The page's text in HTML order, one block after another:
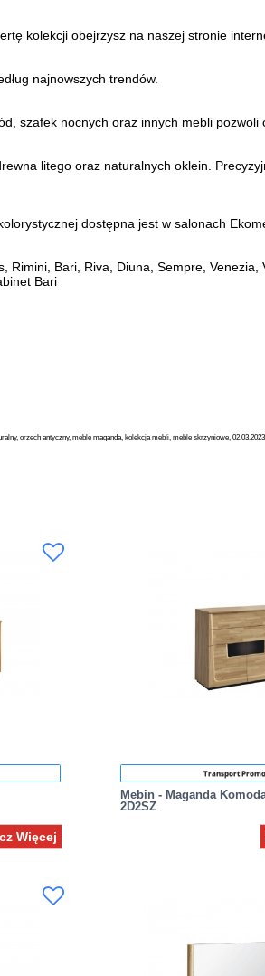
kolekcji obejrzysz na naszej stronie
najnowszych trendów.
szafek nocnych oraz innych mebli pozwoli
litego oraz naturalnych oklein.
dostępna jest w salonach
Bari, Riva, Diuna, Sempre, Venezia,
Bari
orzech antyczny, meble maganda, kolekcja mebli, meble skrzyniowe,
Więcej
Transport
Mebin - Maganda
2D2SZ